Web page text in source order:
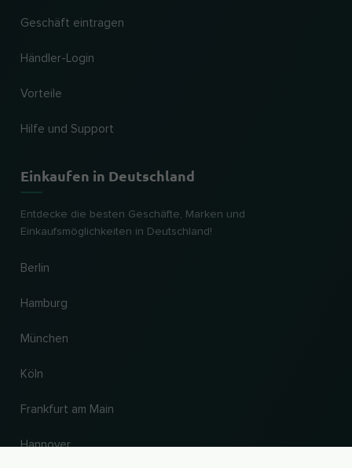
Geschäft eintragen
Händler-Login
Vorteile
Hilfe und Support
Einkaufen in Deutschland
Entdecke die besten Geschäfte, Marken und
Einkaufsmöglichkeiten in Deutschland!
Berlin
Hamburg
München
Köln
Frankfurt am Main
Hannover